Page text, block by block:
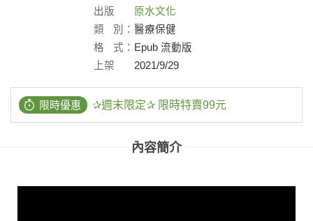
出版
社：
原水文化
類
別： 醫療保健
格
式： Epub 流動版
上架
2021/9/29
限時優惠 ✰週末限定✰ 限時特賣99元
內容簡介